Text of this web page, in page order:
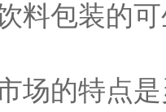
料包装的
场的特点